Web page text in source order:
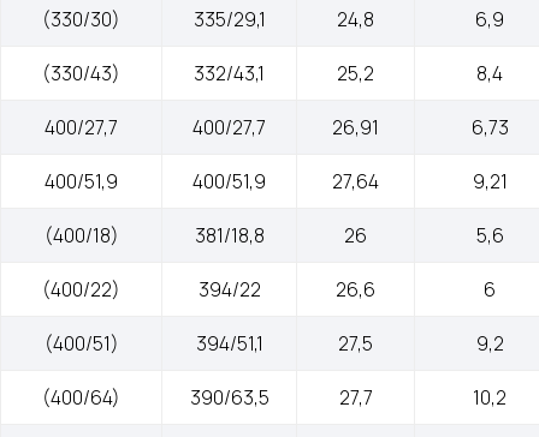
(330/30) 335/29,1 24,8 6,9
(330/43) 332/43,1 25,2 8,4
400/27,7 400/27,7 26,91 6,73
400/51,9 400/51,9 27,64 9,21
(400/18) 381/18,8 26 5,6
(400/22) 394/22 26,6 6
(400/51) 394/51,1 27,5 9,2
(400/64) 390/63,5 27,7 10,2